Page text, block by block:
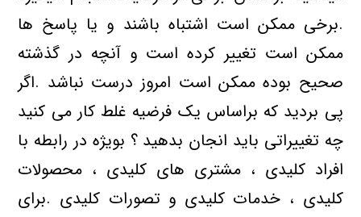
.برخی ممکن است اشتباه باشند و یا پاسخ ها
ممکن است تغییر کرده است و آنچه در گذشته
صحیح بوده ممکن است امروز درست نباشد .اگر
پی بردید که براساس یک فرضیه غلط کار می کنید
چه تغییراتی باید انجان بدهید ؟ بویژه در رابطه با
افراد کلیدی ، مشتری های کلیدی ، محصولات
کلیدی ، خدمات کلیدی و تصورات کلیدی .برای